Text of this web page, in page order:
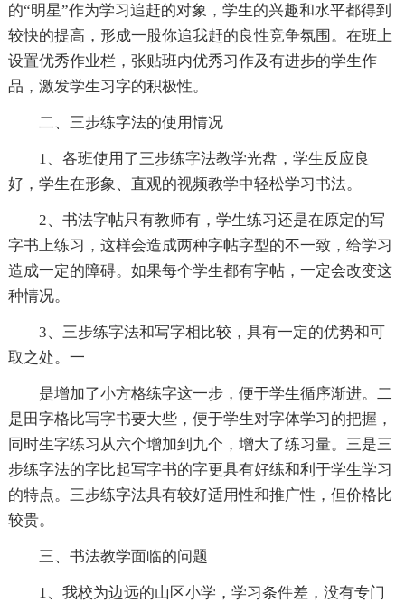
的“明星”作为学习追赶的对象，学生的兴趣和水平都得到
较快的提高，形成一股你追我赶的良性竞争氛围。在班上
设置优秀作业栏，张贴班内优秀习作及有进步的学生作
品，激发学生习字的积极性。
二、三步练字法的使用情况
1、各班使用了三步练字法教学光盘，学生反应良
好，学生在形象、直观的视频教学中轻松学习书法。
2、书法字帖只有教师有，学生练习还是在原定的写
字书上练习，这样会造成两种字帖字型的不一致，给学习
造成一定的障碍。如果每个学生都有字帖，一定会改变这
种情况。
3、三步练字法和写字相比较，具有一定的优势和可
取之处。一
是增加了小方格练字这一步，便于学生循序渐进。二
是田字格比写字书要大些，便于学生对字体学习的把握，
同时生字练习从六个增加到九个，增大了练习量。三是三
步练字法的字比起写字书的字更具有好练和利于学生学习
的特点。三步练字法具有较好适用性和推广性，但价格比
较贵。
三、书法教学面临的问题
1、我校为边远的山区小学，学习条件差，没有专门